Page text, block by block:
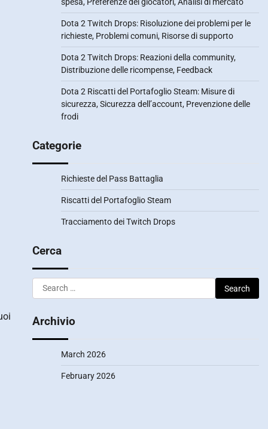
Dota 2 Twitch Drops: Risoluzione dei problemi per le
richieste, Problemi comuni, Risorse di supporto
Dota 2 Twitch Drops: Reazioni della community,
Distribuzione delle ricompense, Feedback
Dota 2 Riscatti del Portafoglio Steam: Misure di
sicurezza, Sicurezza dell’account, Prevenzione delle
frodi
Categorie
Richieste del Pass Battaglia
Riscatti del Portafoglio Steam
Tracciamento dei Twitch Drops
Cerca
Search
for:
Archivio
March 2026
February 2026